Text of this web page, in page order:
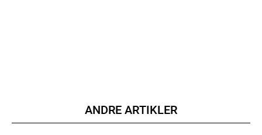
DKK / year
ANDRE ARTIKLER